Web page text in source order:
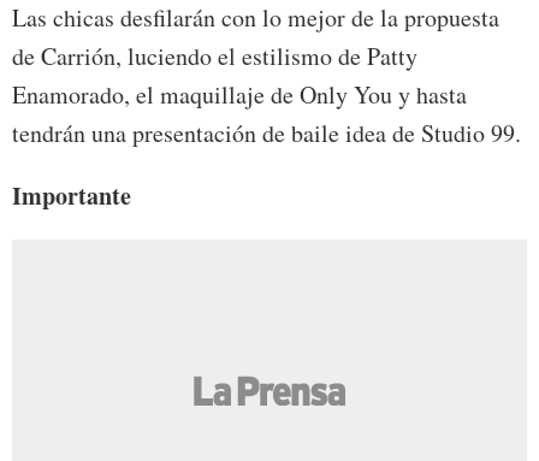
Las chicas desfilarán con lo mejor de la propuesta
de Carrión, luciendo el estilismo de Patty
Enamorado, el maquillaje de Only You y hasta
tendrán una presentación de baile idea de Studio 99.
Importante